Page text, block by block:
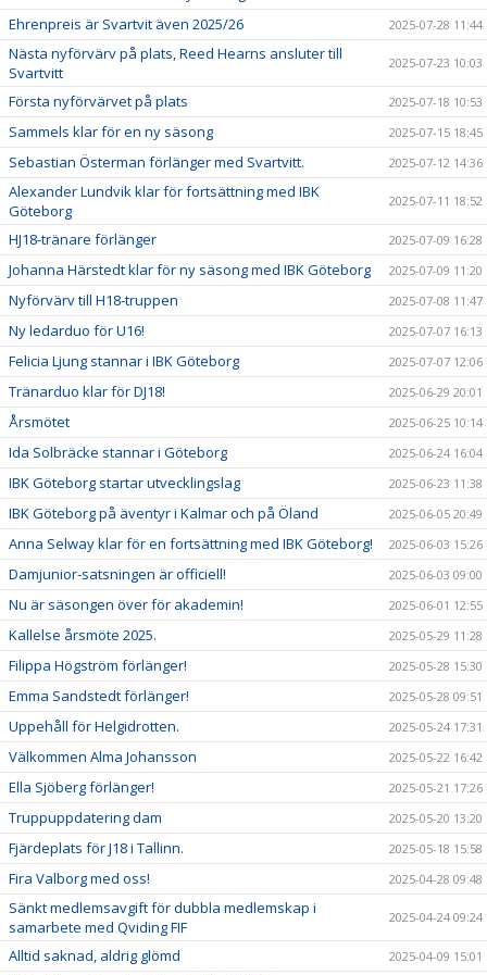
Ehrenpreis är Svartvit även 2025/26 2025-07-28 11:44
Nästa nyförvärv på plats, Reed Hearns ansluter till
Svartvitt
2025-07-23 10:03
Första nyförvärvet på plats 2025-07-18 10:53
Sammels klar för en ny säsong 2025-07-15 18:45
Sebastian Österman förlänger med Svartvitt. 2025-07-12 14:36
Alexander Lundvik klar för fortsättning med IBK
Göteborg
2025-07-11 18:52
HJ18-tränare förlänger 2025-07-09 16:28
Johanna Härstedt klar för ny säsong med IBK Göteborg 2025-07-09 11:20
Nyförvärv till H18-truppen 2025-07-08 11:47
Ny ledarduo för U16! 2025-07-07 16:13
Felicia Ljung stannar i IBK Göteborg 2025-07-07 12:06
Tränarduo klar för DJ18! 2025-06-29 20:01
Årsmötet 2025-06-25 10:14
Ida Solbräcke stannar i Göteborg 2025-06-24 16:04
IBK Göteborg startar utvecklingslag 2025-06-23 11:38
IBK Göteborg på äventyr i Kalmar och på Öland 2025-06-05 20:49
Anna Selway klar för en fortsättning med IBK Göteborg! 2025-06-03 15:26
Damjunior-satsningen är officiell! 2025-06-03 09:00
Nu är säsongen över för akademin! 2025-06-01 12:55
Kallelse årsmöte 2025. 2025-05-29 11:28
Filippa Högström förlänger! 2025-05-28 15:30
Emma Sandstedt förlänger! 2025-05-28 09:51
Uppehåll för Helgidrotten. 2025-05-24 17:31
Välkommen Alma Johansson 2025-05-22 16:42
Ella Sjöberg förlänger! 2025-05-21 17:26
Truppuppdatering dam 2025-05-20 13:20
Fjärdeplats för J18 i Tallinn. 2025-05-18 15:58
Fira Valborg med oss! 2025-04-28 09:48
Sänkt medlemsavgift för dubbla medlemskap i
samarbete med Qviding FIF
2025-04-24 09:24
Alltid saknad, aldrig glömd 2025-04-09 15:01